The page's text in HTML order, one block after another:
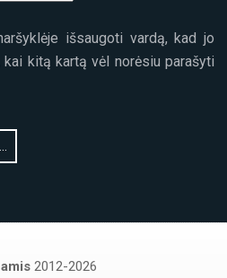
išsaugoti vardą, kad jo
kitą kartą vėl norėsiu parašyti
2012-2026